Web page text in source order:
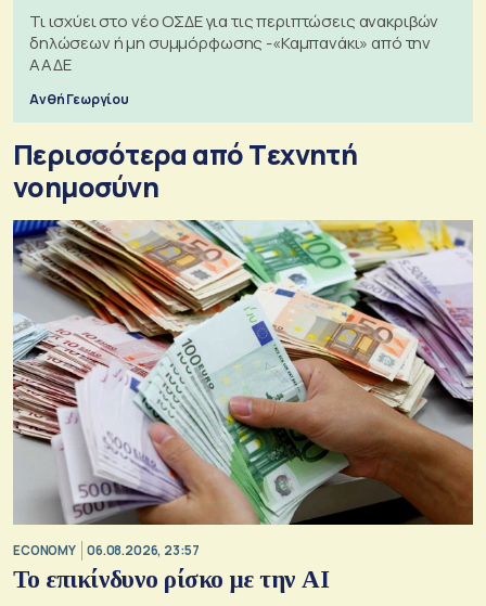
Τι ισχύει στο νέο ΟΣΔΕ για τις περιπτώσεις ανακριβών
δηλώσεων ή μη συμμόρφωσης -«Καμπανάκι» από την
ΑΑΔΕ
Ανθή Γεωργίου
Περισσότερα από Tεχνητή
νοημοσύνη
ECONOMY 06.08.2026, 23:57
Το επικίνδυνο ρίσκο με την ΑΙ